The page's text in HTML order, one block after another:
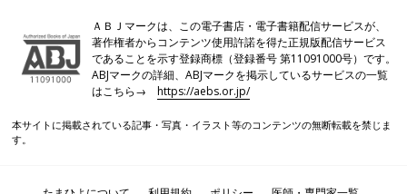
八木瞳先生（やぎひとみ）
ＡＢＪマークは、この電子書店・電子書籍配信サービスが、
著作権者からコンテンツ使用許諾を得た正規版配信サービス
であることを示す登録商標（登録番号 第11091000号）です。
ABJマークの詳細、ABJマークを掲示しているサービスの一覧
はこちら→https://aebs.or.jp/
本サイトに掲載されている記事・写真・イラスト等のコンテンツの無断転載を禁じま
す。